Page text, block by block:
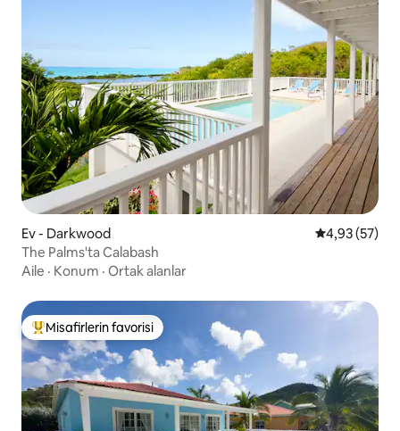
Ev - Darkwood 5 üzerinden
4,93 (57)
The Palms'ta Calabash
Aile · Konum · Ortak alanlar
Misafirlerin favorilerinden en beğenilenler arasında
Misafirlerin favorisi